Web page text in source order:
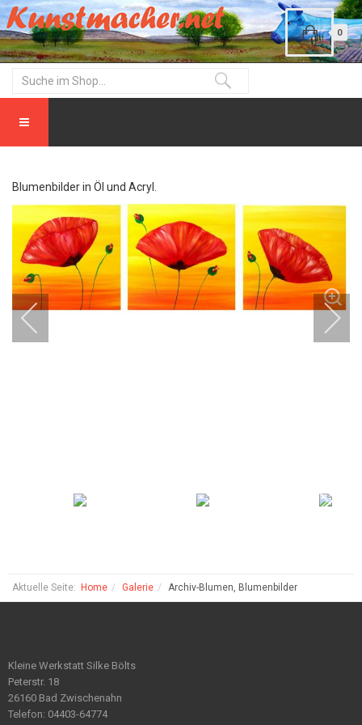
0
Blumenbilder in Öl und Acryl.
Aktuelle Seite: Home Galerie Archiv-Blumen, Blumenbilder
Kleine Werkstatt Silke Bölts
Peterstr. 18
26160 Bad Zwischenahn
Telefon: 04403-64774